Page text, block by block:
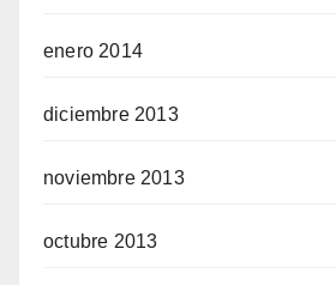
enero 2014
diciembre 2013
noviembre 2013
octubre 2013